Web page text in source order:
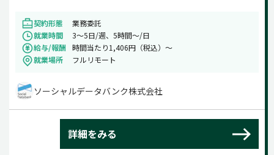
契約形態
業務委託
就業時間
3～5日/週、5時間～/日
給与/報酬 時間当たり1,406円（税込）～
就業場所
フルリモート
ソーシャルデータバンク株式会社
詳細をみる